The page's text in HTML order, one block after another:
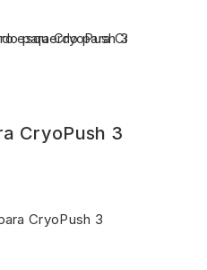
CryoPush 3
CryoPush 3